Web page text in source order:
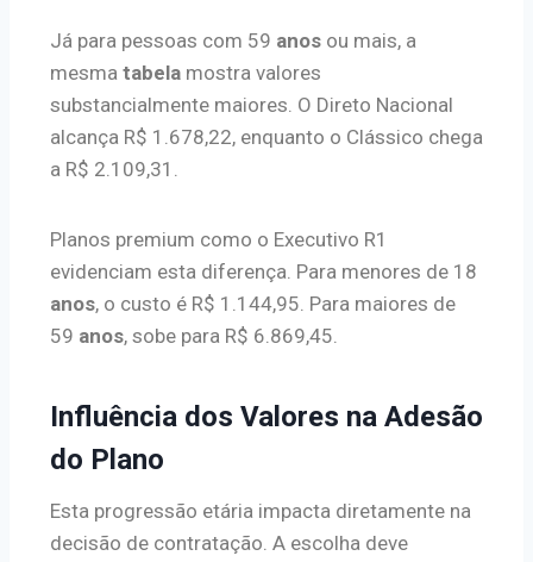
Já para pessoas com 59 anos ou mais, a
mesma tabela mostra valores
substancialmente maiores. O Direto Nacional
alcança R$ 1.678,22, enquanto o Clássico chega
a R$ 2.109,31.
Planos premium como o Executivo R1
evidenciam esta diferença. Para menores de 18
anos, o custo é R$ 1.144,95. Para maiores de
59 anos, sobe para R$ 6.869,45.
Influência dos Valores na Adesão
do Plano
Esta progressão etária impacta diretamente na
decisão de contratação. A escolha deve